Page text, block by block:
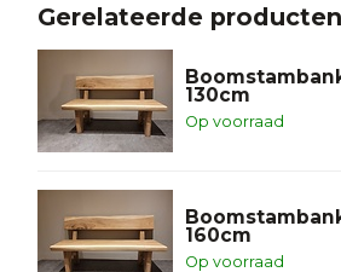
Gerelateerde producten
130cm
Op voorraad
160cm
Op voorraad